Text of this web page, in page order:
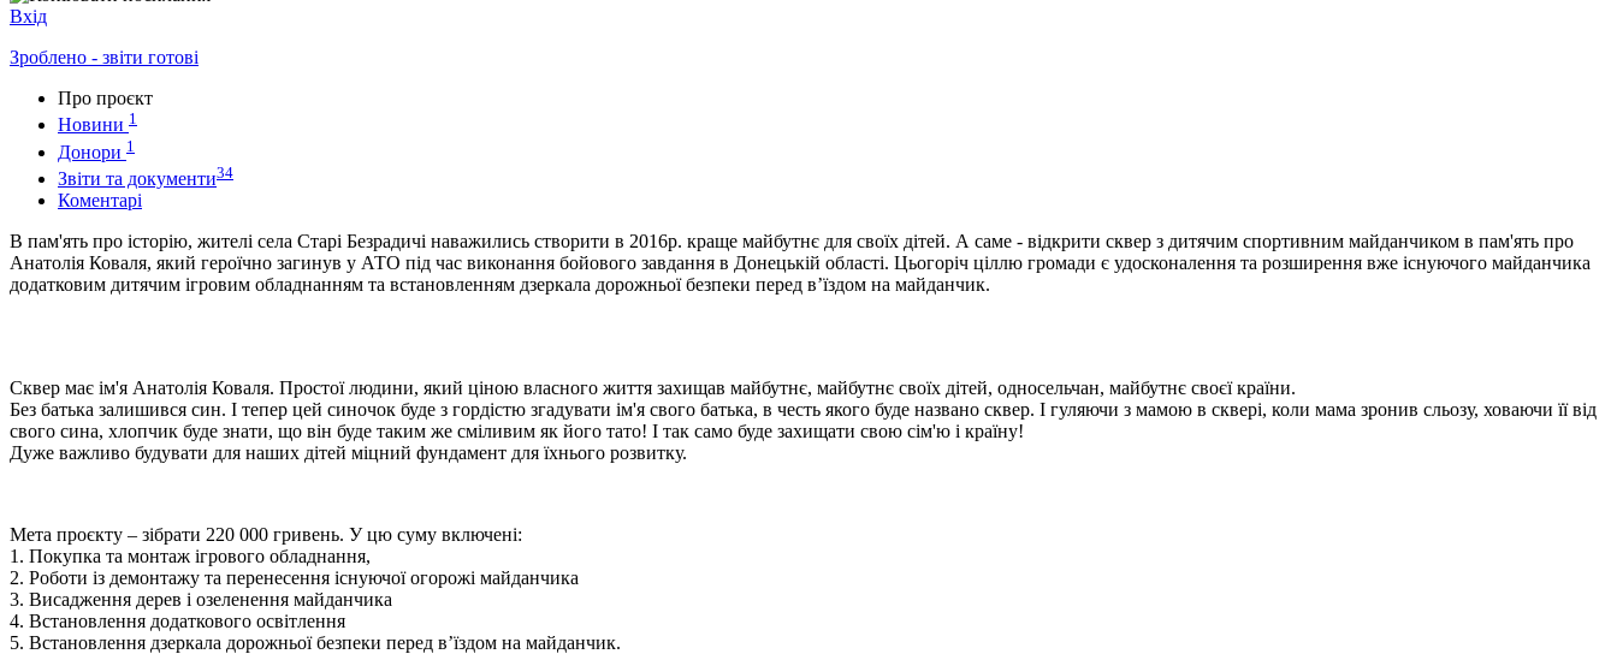
Вхід
Зроблено - звіти готові
Про проєкт
Новини 1
Донори 1
Звіти та документи34
Коментарі
В пам'ять про історію, жителі села Старі Безрадичі наважились створити в 2016р. краще майбутнє для своїх дітей. А саме - відкрити сквер з дитячим спортивним майданчиком в пам'ять про
Анатолія Коваля, який героїчно загинув у АТО під час виконання бойового завдання в Донецькій області. Цьогоріч ціллю громади є удосконалення та розширення вже існуючого майданчика
додатковим дитячим ігровим обладнанням та встановленням дзеркала дорожньої безпеки перед в’їздом на майданчик.
Сквер має ім'я Анатолія Коваля. Простої людини, який ціною власного життя захищав майбутнє, майбутнє своїх дітей, односельчан, майбутнє своєї країни.
Без батька залишився син. І тепер цей синочок буде з гордістю згадувати ім'я свого батька, в честь якого буде названо сквер. І гуляючи з мамою в сквері, коли мама зронив сльозу, ховаючи її від
свого сина, хлопчик буде знати, що він буде таким же сміливим як його тато! І так само буде захищати свою сім'ю і країну!
Дуже важливо будувати для наших дітей міцний фундамент для їхнього розвитку.
Мета проєкту – зібрати 220 000 гривень. У цю суму включені:
1. Покупка та монтаж ігрового обладнання,
2. Роботи із демонтажу та перенесення існуючої огорожі майданчика
3. Висадження дерев і озеленення майданчика
4. Встановлення додаткового освітлення
5. Встановлення дзеркала дорожньої безпеки перед в’їздом на майданчик.